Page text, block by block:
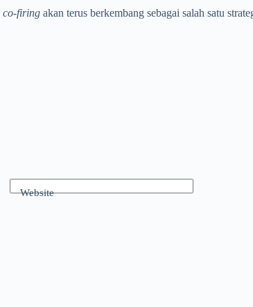
co-firing akan terus berkembang sebagai salah satu
Website